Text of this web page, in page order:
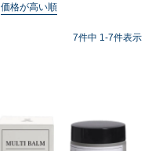
価格が高い順
7件中 1 -7件表示